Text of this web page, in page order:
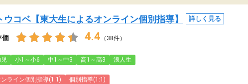
ウコベ【東大生によるオンライン個別指導】 詳しく見る
価 4.4 （38件）
小1～小6 中1～中3 高1～高3 浪人生
ンライン個別指導(1:1) 個別指導(1:1)